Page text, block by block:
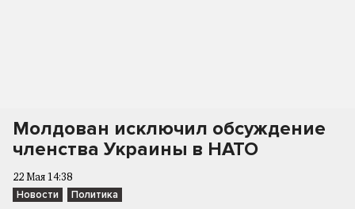
Молдован исключил обсуждение
членства Украины в НАТО
22 Мая 14:38
Новости Политика